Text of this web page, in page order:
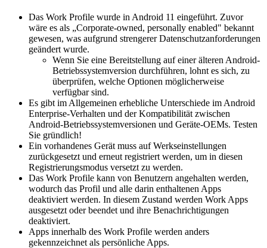
Das Work Profile wurde in Android 11 eingeführt. Zuvor
wäre es als „Corporate-owned, personally enabled" bekannt
gewesen, was aufgrund strengerer Datenschutzanforderungen
geändert wurde.
Wenn Sie eine Bereitstellung auf einer älteren Android-
Betriebssystemversion durchführen, lohnt es sich, zu
überprüfen, welche Optionen möglicherweise
verfügbar sind.
Es gibt im Allgemeinen erhebliche Unterschiede im Android
Enterprise-Verhalten und der Kompatibilität zwischen
Android-Betriebssystemversionen und Geräte-OEMs. Testen
Sie gründlich!
Ein vorhandenes Gerät muss auf Werkseinstellungen
zurückgesetzt und erneut registriert werden, um in diesen
Registrierungsmodus versetzt zu werden.
Das Work Profile kann von Benutzern angehalten werden,
wodurch das Profil und alle darin enthaltenen Apps
deaktiviert werden. In diesem Zustand werden Work Apps
ausgesetzt oder beendet und ihre Benachrichtigungen
deaktiviert.
Apps innerhalb des Work Profile werden anders
gekennzeichnet als persönliche Apps.